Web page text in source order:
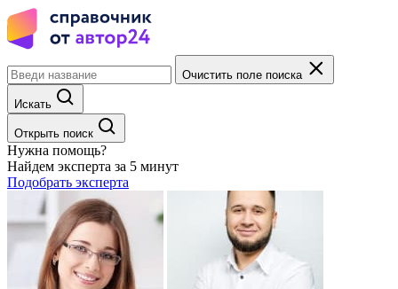
Очистить поле поиска
Искать
Открыть поиск
Нужна помощь?
Найдем эксперта за 5 минут
Подобрать эксперта